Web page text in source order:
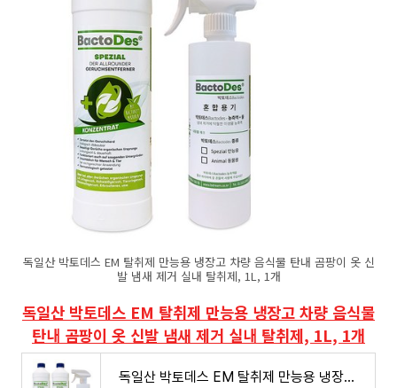
독일산 박토데스 EM 탈취제 만능용 냉장고 차량 음식물 탄내 곰팡이 옷 신
발 냄새 제거 실내 탈취제, 1L, 1개
독일산 박토데스 EM 탈취제 만능용 냉장고 차량 음식물
탄내 곰팡이 옷 신발 냄새 제거 실내 탈취제, 1L, 1개
독일산 박토데스 EM 탈취제 만능용 냉장고 차량 음식물 탄내 곰팡이 옷 신발 냄새 제거 실내 탈취